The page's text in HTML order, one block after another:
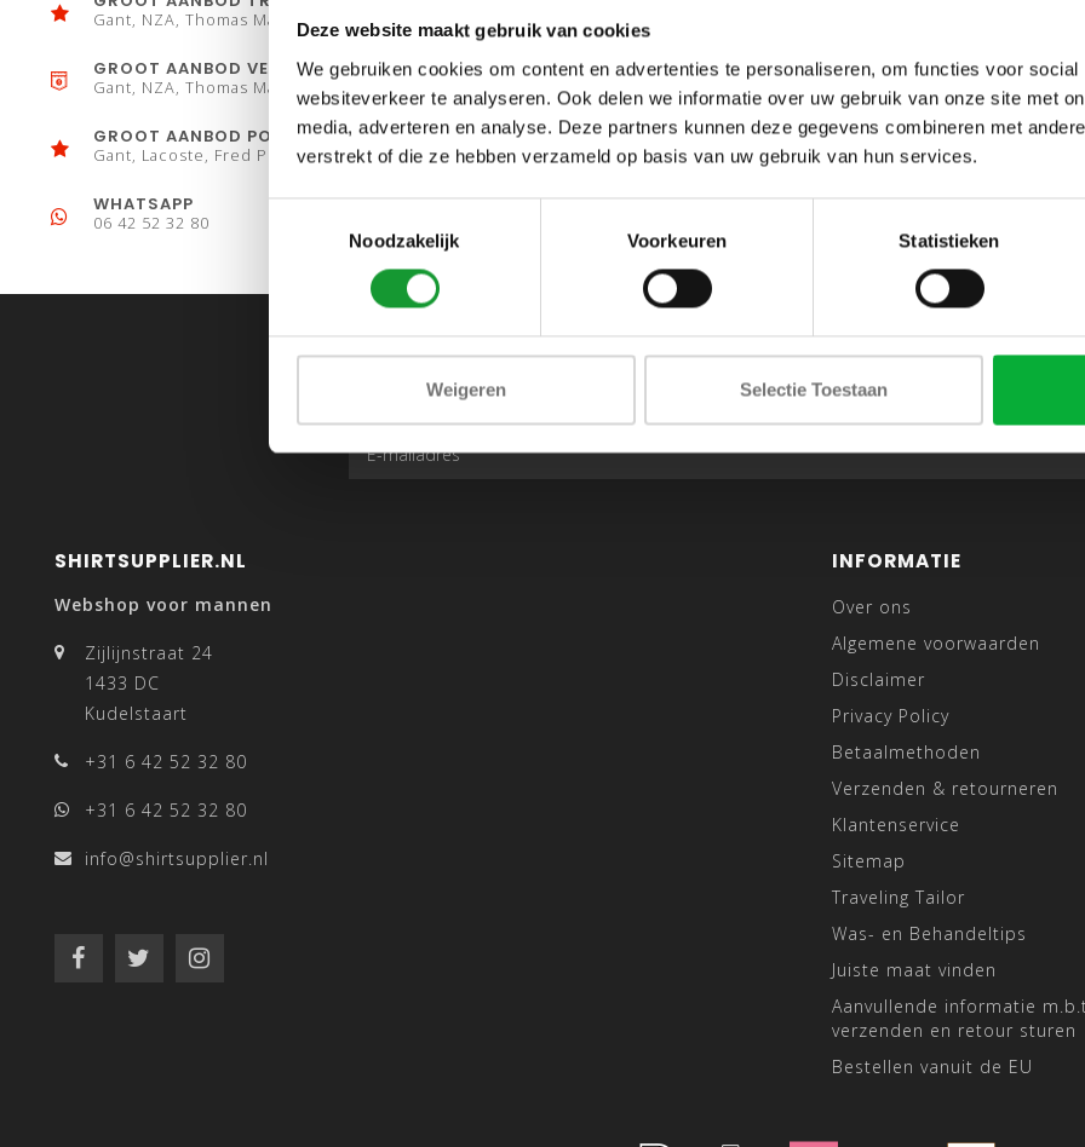
Deze website maakt gebruik van cookies
We gebruiken cookies om content en advertenties te personaliseren, om functies voor
websiteverkeer te analyseren. Ook delen we informatie over uw gebruik van onze site met
media, adverteren en analyse. Deze partners kunnen deze gegevens combineren met
verstrekt of die ze hebben verzameld op basis van uw gebruik van hun services.
Noodzakelijk
Voorkeuren Statistieken
Weigeren Selectie Toestaan
Gant, NZA, Thomas Maine
GROOT AANBOD VESTEN
Gant, NZA, Thomas Maine
GROOT AANBOD POLO´S
Gant, Lacoste, Fred Perry
WHATSAPP
06 42 52 32 80
SHIRTSUPPLIER.NL
Webshop voor mannen
Zijlijnstraat 24
1433 DC
Kudelstaart
+31 6 42 52 32 80
+31 6 42 52 32 80
info@shirtsupplier.nl
INFORMATIE
Over ons
Algemene voorwaarden
Disclaimer
Privacy Policy
Betaalmethoden
Verzenden & retourneren
Klantenservice
Sitemap
Traveling Tailor
Was- en Behandeltips
Juiste maat vinden
Aanvullende informatie
verzenden en retour sturen
Bestellen vanuit de EU